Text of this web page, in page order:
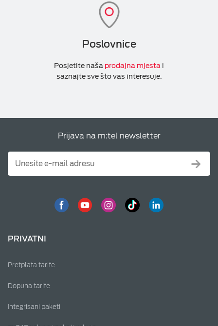
Poslovnice
Posjetite naša prodajna mjesta i
saznajte sve što vas interesuje.
Prijava na m:tel newsletter
PRIVATNI
Pretplata tarife
Dopuna tarife
Integrisani paketi